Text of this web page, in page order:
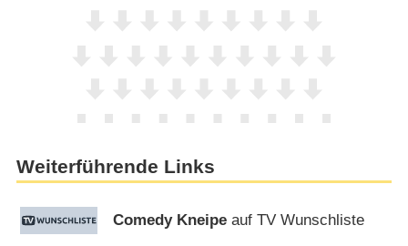
Weiterführende Links
Comedy Kneipe auf TV Wunschliste